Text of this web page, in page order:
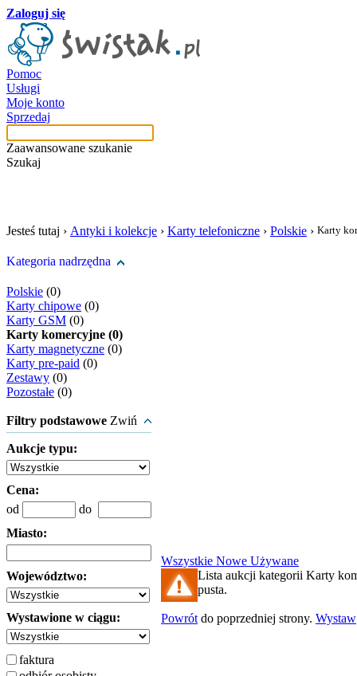
Zaloguj się
Pomoc
Usługi
Moje konto
Sprzedaj
Zaawansowane szukanie
Szukaj
Jesteś tutaj › Antyki i kolekcje › Karty telefoniczne › Polskie › Karty
Kategoria nadrzędna
Polskie (0)
Karty chipowe (0)
Karty GSM (0)
Karty komercyjne (0)
Karty magnetyczne (0)
Karty pre-paid (0)
Zestawy (0)
Pozostałe (0)
Filtry podstawowe Zwiń
Aukcje typu:
Cena:
od
do
Miasto:
Województwo:
Wystawione w ciągu:
faktura
Wszystkie Nowe Używane
Lista aukcji kategorii Karty
pusta.
Powrót do poprzedniej strony. Wystaw